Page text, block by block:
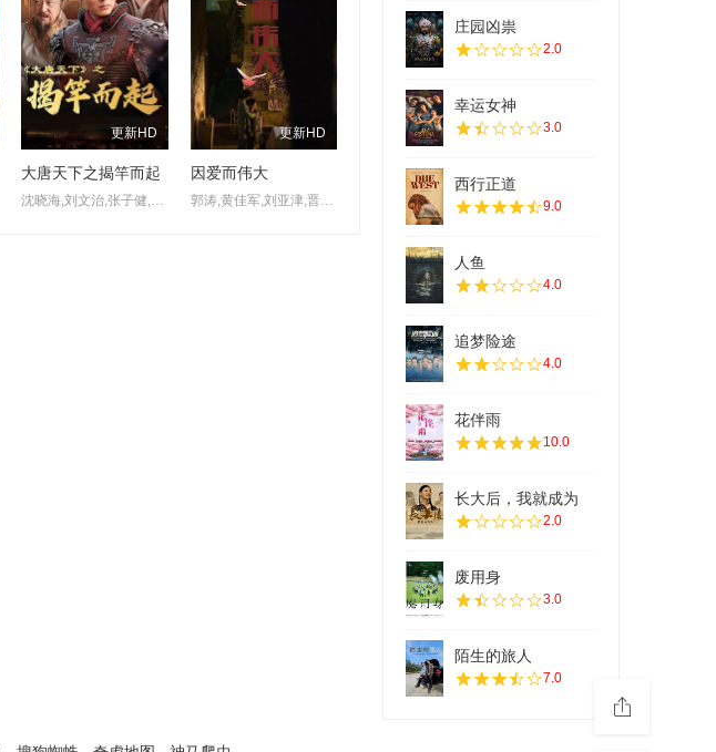
更新HD
大唐天下之揭竿而起
沈晓海,刘文治,张子健,刘奕君
更新HD
因爱而伟大
郭涛,黄佳军,刘亚津,晋松,淳于珊珊,涂松岩,孔连顺,童蕾,韩远琪
庄园凶祟
2.0
幸运女神
3.0
西行正道
9.0
人鱼
4.0
追梦险途
4.0
花伴雨
10.0
长大后，我就成为
2.0
废用身
3.0
陌生的旅人
7.0